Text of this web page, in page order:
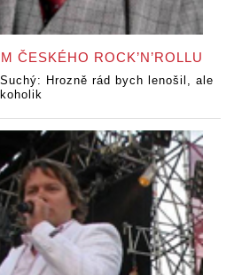
ČESKÉHO ROCK’N’ROLLU
Hrozně rád bych lenošil, ale